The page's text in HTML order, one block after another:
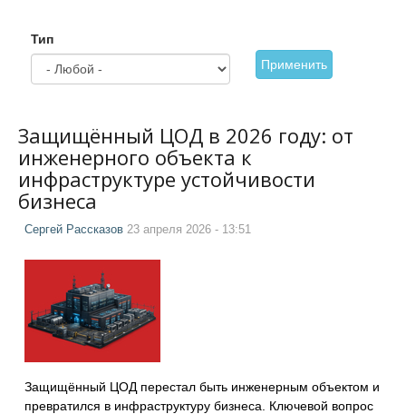
Тип
Применить
Защищённый ЦОД в 2026 году: от
инженерного объекта к
инфраструктуре устойчивости
бизнеса
Сергей Рассказов 23 апреля 2026 - 13:51
Защищённый ЦОД перестал быть инженерным объектом и
превратился в инфраструктуру бизнеса. Ключевой вопрос